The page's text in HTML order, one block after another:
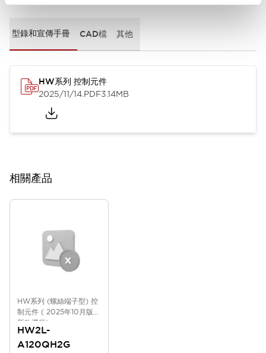
型錄和宣傳手冊 CAD檔 其他
HW系列 控制元件
2025/11/14.PDF3.14MB
相關產品
HW系列 (螺絲端子型) 控
制元件 ( 2025年10月版
新款機種)
HW2L-
A120QH2G